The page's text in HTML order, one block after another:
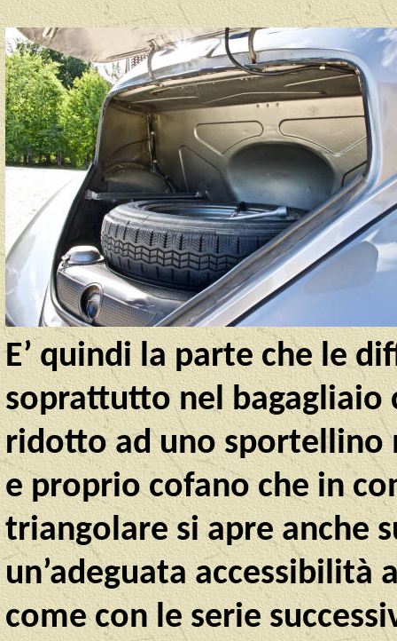
E’ quindi la parte che le
soprattutto nel bagagliaio
ridotto ad uno sportellino
e proprio cofano che in
triangolare si apre anche
un’adeguata accessibilità
come con le serie